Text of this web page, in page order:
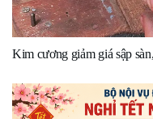
Kim cương giảm giá sập